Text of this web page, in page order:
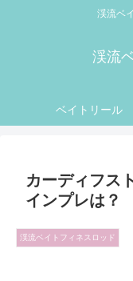
渓流ベ
渓流
ベイトリール
カーディフス
インプレは？
渓流ベイトフィネスロッド